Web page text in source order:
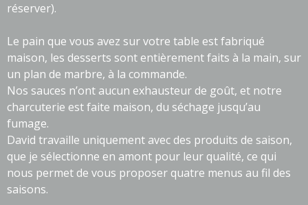
réserver).
Le pain que vous avez sur votre table est fabriqué
maison, les desserts sont entièrement faits à la main, sur
un plan de marbre, à la commande.
Nos sauces n’ont aucun exhausteur de goût, et notre
charcuterie est faite maison, du séchage jusqu’au
fumage.
David travaille uniquement avec des produits de saison,
que je sélectionne en amont pour leur qualité, ce qui
nous permet de vous proposer quatre menus au fil des
saisons.